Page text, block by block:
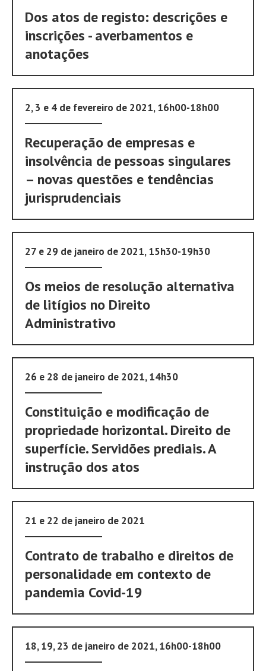
Dos atos de registo: descrições e
inscrições - averbamentos e
anotações
2, 3 e 4 de fevereiro de 2021, 16h00-18h00
Recuperação de empresas e
insolvência de pessoas singulares
– novas questões e tendências
jurisprudenciais
27 e 29 de janeiro de 2021, 15h30-19h30
Os meios de resolução alternativa
de litígios no Direito
Administrativo
26 e 28 de janeiro de 2021, 14h30
Constituição e modificação de
propriedade horizontal. Direito de
superfície. Servidões prediais. A
instrução dos atos
21 e 22 de janeiro de 2021
Contrato de trabalho e direitos de
personalidade em contexto de
pandemia Covid-19
18, 19, 23 de janeiro de 2021, 16h00-18h00